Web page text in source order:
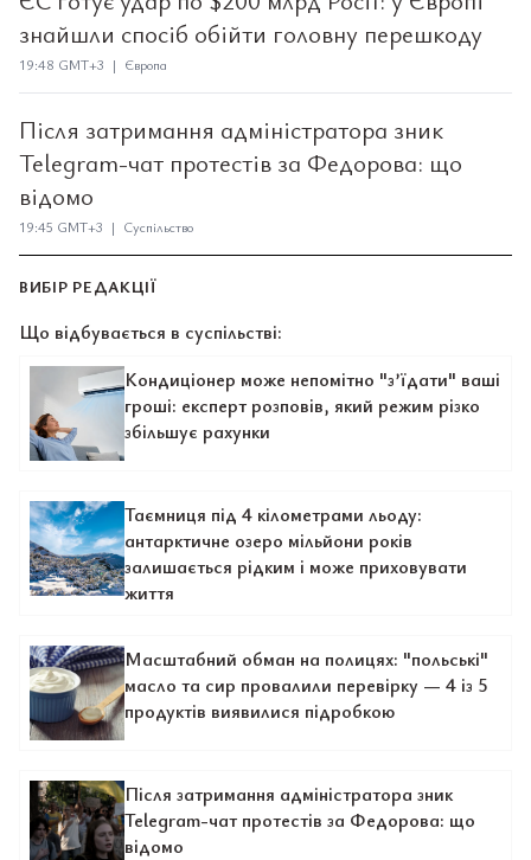
знайшли спосіб обійти головну перешкоду
19:48 GMT+3 | Європа
Після затримання адміністратора зник
Telegram-чат протестів за Федорова: що
відомо
19:45 GMT+3 | Суспільство
ВИБІР РЕДАКЦІЇ
Що відбувається в суспільстві:
Кондиціонер може непомітно "з’їдати" ваші
гроші: експерт розповів, який режим різко
збільшує рахунки
Таємниця під 4 кілометрами льоду:
антарктичне озеро мільйони років
залишається рідким і може приховувати
життя
Масштабний обман на полицях: "польські"
масло та сир провалили перевірку — 4 із 5
продуктів виявилися підробкою
Після затримання адміністратора зник
Telegram-чат протестів за Федорова: що
відомо